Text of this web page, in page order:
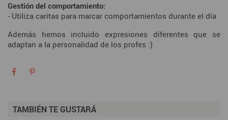
Gestión del comportamiento:
- Utiliza caritas para marcar comportamientos durante el día
Además hemos incluido expresiones diferentes que se
adaptan a la personalidad de los profes :)
TAMBIÉN TE GUSTARÁ